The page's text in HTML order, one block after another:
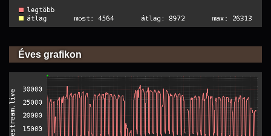
Éves grafikon